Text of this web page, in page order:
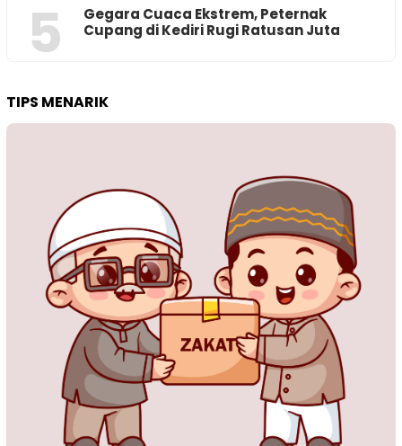
5
‎Gegara Cuaca Ekstrem, Peternak
Cupang di Kediri Rugi Ratusan Juta
TIPS MENARIK